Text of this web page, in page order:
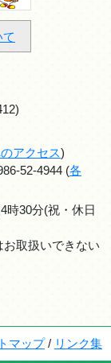
アクセス)
52-4944 (各
時30分(祝・休日
取扱いできない
マップ/ リンク集